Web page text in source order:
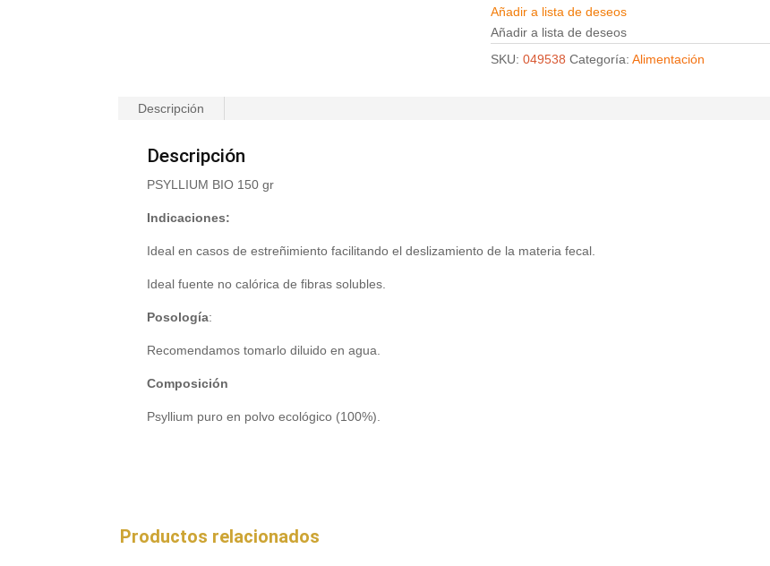
Añadir a lista de deseos
Añadir a lista de deseos
SKU:049538 Categoría:Alimentación
Descripción
Descripción
PSYLLIUM BIO 150 gr
Indicaciones:
Ideal en casos de estreñimiento facilitando el deslizamiento de la materia fecal.
Ideal fuente no calórica de fibras solubles.
Posología:
Recomendamos tomarlo diluido en agua.
Composición
Psyllium puro en polvo ecológico (100%).
Productos relacionados